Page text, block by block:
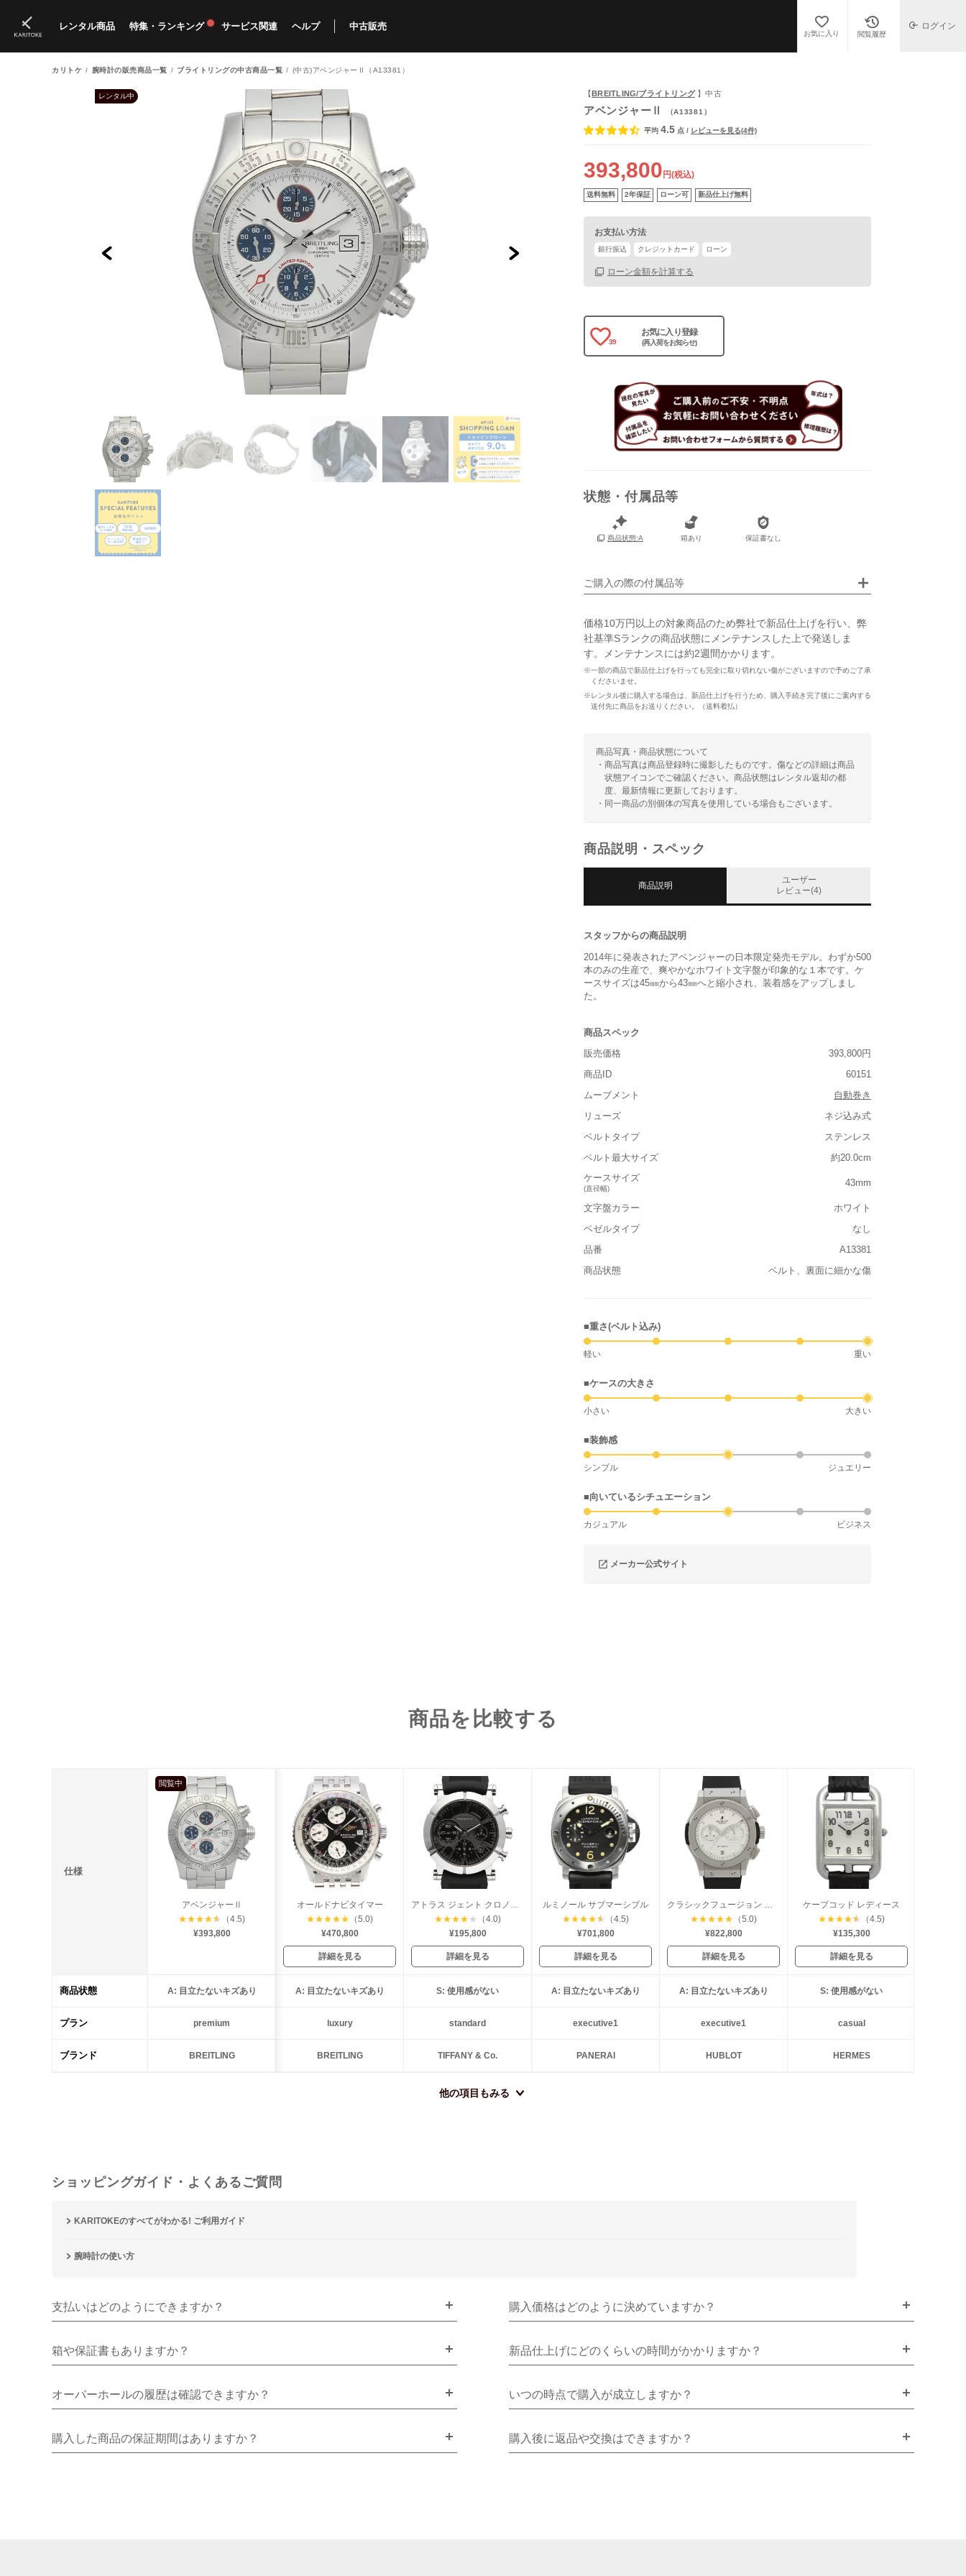
レンタル商品
ブランド一覧 すべての商品 新入荷商品 新規限定商品 購入可能商品
特集・ランキング
特集 ランキング
サービス関連
料金プラン 獲得できるポイント
ヘルプ
ご利用方法 Q&A
中古販売
中古販売商品
お気に入り 閲覧履歴
ログイン
カリトケ 腕時計の販売商品一覧 ブライトリングの中古商品一覧 (中古)アベンジャーⅡ（A13381）
レンタル中 【BREITLING/ブライトリング】中古
アベンジャーⅡ （A13381）
平均 4.5 点 / レビューを見る(4件)
393,800 円(税込)
送料無料 2年保証 ローン可 新品仕上げ無料
お支払い方法
銀行振込 クレジットカード ローン
ローン金額を計算する
39
お気に入り登録
(再入荷をお知らせ)
状態・付属品等
商品状態:A 箱あり 保証書なし
ご購入の際の付属品等
価格10万円以上の対象商品のため弊社で新品仕上げを行い、弊
社基準Sランクの商品状態にメンテナンスした上で発送しま
す。メンテナンスには約2週間かかります。
※一部の商品で新品仕上げを行っても完全に取り切れない傷がございますので予めご了承
くださいませ。
※レンタル後に購入する場合は、新品仕上げを行うため、購入手続き完了後にご案内する
送付先に商品をお送りください。（送料着払）
商品写真・商品状態について
・商品写真は商品登録時に撮影したものです。傷などの詳細は商品
状態アイコンでご確認ください。商品状態はレンタル返却の都
度、最新情報に更新しております。
・同一商品の別個体の写真を使用している場合もございます。
商品説明・スペック
商品説明
ユーザー
レビュー(4)
スタッフからの商品説明
2014年に発表されたアベンジャーの日本限定発売モデル。わずか500
本のみの生産で、爽やかなホワイト文字盤が印象的な１本です。ケ
ースサイズは45㎜から43㎜へと縮小され、装着感をアップしまし
た。
商品スペック
販売価格
393,800円
商品ID
60151
ムーブメント
自動巻き
リューズ
ネジ込み式
ベルトタイプ
ステンレス
ベルト最大サイズ
約20.0cm
ケースサイズ
(直径幅)
43mm
文字盤カラー
ホワイト
ベゼルタイプ
なし
品番
A13381
商品状態
ベルト、裏面に細かな傷
■重さ(ベルト込み)
軽い 重い
■ケースの大きさ
小さい 大きい
■装飾感
シンプル ジュエリー
■向いているシチュエーション
カジュアル ビジネス
メーカー公式サイト
商品を比較する
仕様
閲覧中
アベンジャーⅡ
★★★★★
（4.5)
¥393,800
オールドナビタイマー
★★★★★ （5.0)
¥470,800
詳細を見る
アトラス ジェント クロノグラフ
★★★★ ★
（4.0)
¥195,800
詳細を見る
ルミノール サブマーシブル
★★★★★
（4.5)
¥701,800
詳細を見る
クラシックフュージョン クロノグラフ チタニウム
★★★★★ （5.0)
¥822,800
詳細を見る
ケープコッド レディース
★★★★★
（4.5)
¥135,300
詳細を見る
商品状態 A: 目立たないキズあり A: 目立たないキズあり S: 使用感がない A: 目立たないキズあり A: 目立たないキズあり S: 使用感がない
プラン premium luxury standard executive1 executive1 casual
ブランド BREITLING BREITLING TIFFANY & Co. PANERAI HUBLOT HERMES
他の項目もみる
ショッピングガイド・よくあるご質問
KARITOKEのすべてがわかる! ご利用ガイド
腕時計の使い方
支払いはどのようにできますか？ 購入価格はどのように決めていますか？
箱や保証書もありますか？ 新品仕上げにどのくらいの時間がかかりますか？
オーバーホールの履歴は確認できますか？ いつの時点で購入が成立しますか？
購入した商品の保証期間はありますか？ 購入後に返品や交換はできますか？